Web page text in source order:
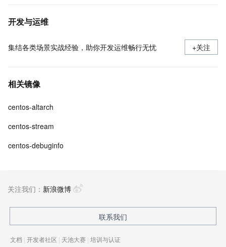
开发与运维
集结各类场景实战经验，助你开发运维畅行无忧 +关注
相关镜像
centos-altarch
centos-stream
centos-debuginfo
关注我们： 新浪微博
联系我们
文档 | 开发者社区 | 天池大赛 | 培训与认证